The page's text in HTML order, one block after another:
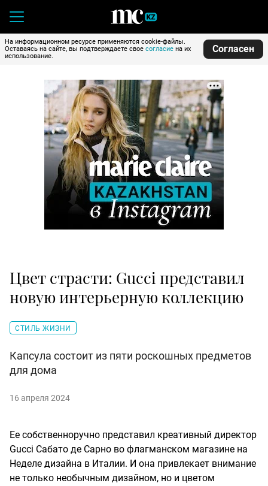
На информационном ресурсе применяются cookie-файлы.
Оставаясь на сайте, вы подтверждаете свое согласие на их
использование.
Согласен
Цвет страсти: Gucci представил
новую интерьерную коллекцию
СТИЛЬ ЖИЗНИ
Капсула состоит из пяти роскошных предметов
для дома
16 апреля 2024
Ее собственноручно представил креативный директор
Gucci Сабато де Сарно во флагманском магазине на
Неделе дизайна в Италии. И она привлекает внимание
не только необычным дизайном, но и цветом